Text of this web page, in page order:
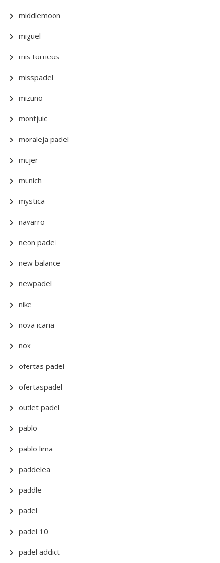
middlemoon
miguel
mis torneos
misspadel
mizuno
montjuic
moraleja padel
mujer
munich
mystica
navarro
neon padel
new balance
newpadel
nike
nova icaria
nox
ofertas padel
ofertaspadel
outlet padel
pablo
pablo lima
paddelea
paddle
padel
padel 10
padel addict